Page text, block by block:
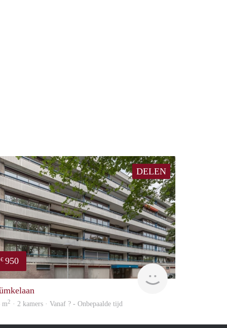
DELEN
€ 950
Woning
m2 · 2 kamers · Vanaf ? - Onbepaalde tijd